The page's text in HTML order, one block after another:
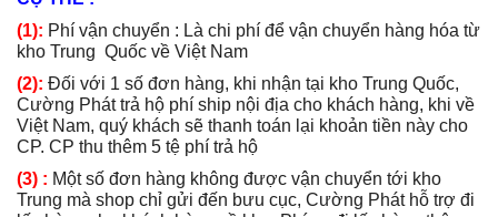
(1): Phí vận chuyển : Là chi phí để vận chuyển hàng hóa từ
kho Trung Quốc về Việt Nam
(2): Đối với 1 số đơn hàng, khi nhận tại kho Trung Quốc,
Cường Phát trả hộ phí ship nội địa cho khách hàng, khi về
Việt Nam, quý khách sẽ thanh toán lại khoản tiền này cho
CP. CP thu thêm 5 tệ phí trả hộ
(3) : Một số đơn hàng không được vận chuyển tới kho
Trung mà shop chỉ gửi đến bưu cục, Cường Phát hỗ trợ đi